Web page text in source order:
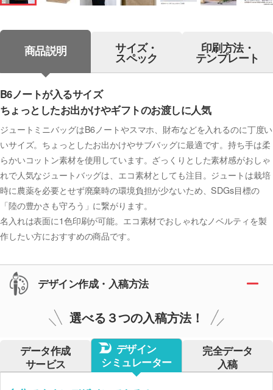
商品説明 サイズ・
スペック
印刷方法・
テンプレート
B6ノートが入るサイズ
ちょっとしたお出かけやギフトのお渡しに人気
ジュートミニバッグはB6ノートやスマホ、財布などを入れるのに丁度い
いサイズ。ちょっとしたお出かけやサブバッグに最適です。持ち手は柔
らかいコットン素材を使用しています。ざっくりとした素材感がおしゃ
れで人気なジュートバッグは、エコ素材としても注目。ジュートは栽培
時に農薬を必要とせず廃棄時の環境負担が少ないため、SDGs目標の
「陸の豊かさも守ろう」に繋がります。
名入れは表面に1色印刷が可能。エコ素材でおしゃれなノベルティを製
作したい方におすすめの商品です。
デザイン作成・入稿方法
選べる３つの入稿方法！
データ作成
サービス
デザイン
シミュレーター
完全データ
入稿